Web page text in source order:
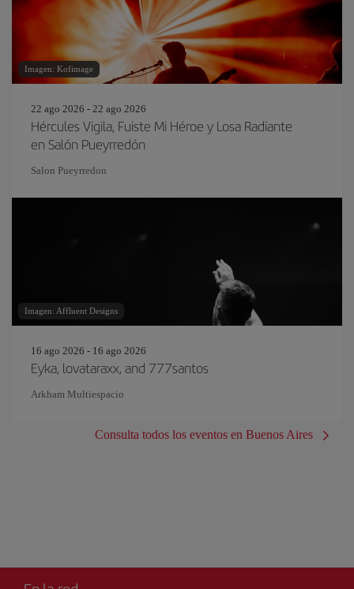
Imagen: Kofimage
22 ago 2026 - 22 ago 2026
Hércules Vigila, Fuiste Mi Héroe y Losa Radiante
en Salón Pueyrredón
Salon Pueyrredon
Imagen: Affluent Designs
16 ago 2026 - 16 ago 2026
Eyka, lovataraxx, and 777santos
Arkham Multiespacio
Consulta todos los eventos en Buenos Aires